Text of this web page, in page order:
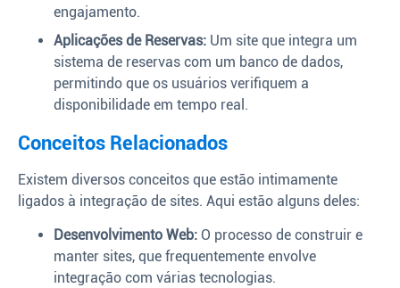
engajamento.
Aplicações de Reservas: Um site que integra um
sistema de reservas com um banco de dados,
permitindo que os usuários verifiquem a
disponibilidade em tempo real.
Conceitos Relacionados
Existem diversos conceitos que estão intimamente
ligados à integração de sites. Aqui estão alguns deles:
Desenvolvimento Web: O processo de construir e
manter sites, que frequentemente envolve
integração com várias tecnologias.